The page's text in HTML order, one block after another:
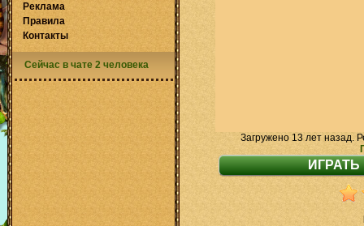
Загружено 13 лет назад.
Реклама
Правила
Контакты
Сейчас в чате 2 человека